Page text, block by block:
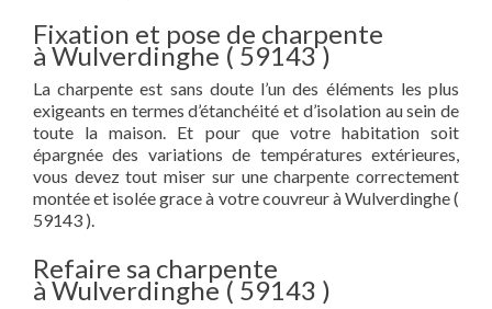
Fixation et pose de charpente
à Wulverdinghe ( 59143 )
La charpente est sans doute l’un des éléments les plus
exigeants en termes d’étanchéité et d’isolation au sein de
toute la maison. Et pour que votre habitation soit
épargnée des variations de températures extérieures,
vous devez tout miser sur une charpente correctement
montée et isolée grace à votre couvreur à Wulverdinghe (
59143 ).
Refaire sa charpente
à Wulverdinghe ( 59143 )